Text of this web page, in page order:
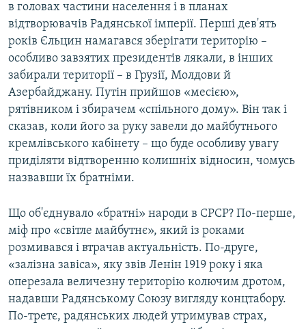
в головах частини населення і в планах
відтворювачів Радянської імперії. Перші дев'ять
років Єльцин намагався зберігати територію –
особливо завзятих президентів лякали, в інших
забирали території – в Грузії, Молдови й
Азербайджану. Путін прийшов «месією»,
рятівником і збирачем «спільного дому». Він так і
сказав, коли його за руку завели до майбутнього
кремлівського кабінету – що буде особливу увагу
приділяти відтворенню колишніх відносин, чомусь
назвавши їх братніми.
Що об'єднувало «братні» народи в СРСР? По-перше,
міф про «світле майбутнє», який із роками
розмивався і втрачав актуальність. По-друге,
«залізна завіса», яку звів Ленін 1919 року і яка
оперезала величезну територію колючим дротом,
надавши Радянському Союзу вигляду концтабору.
По-третє, радянських людей утримував страх,